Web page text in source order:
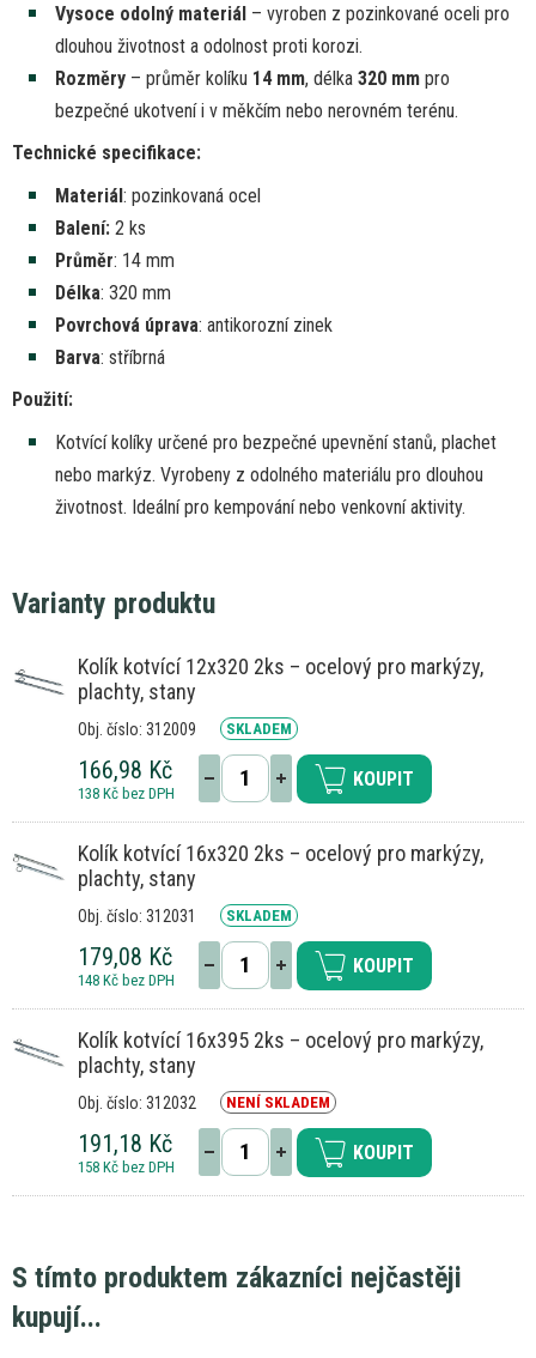
Vysoce odolný materiál – vyroben z pozinkované oceli pro
dlouhou životnost a odolnost proti korozi.
Rozměry – průměr kolíku 14 mm, délka 320 mm pro
bezpečné ukotveníi v měkčím nebo nerovném terénu.
Technické specifikace:
Materiál: pozinkovaná ocel
Balení: 2 ks
Průměr: 14 mm
Délka: 320 mm
Povrchová úprava: antikorozní zinek
Barva: stříbrná
Použití:
Kotvící kolíky určené pro bezpečné upevnění stanů, plachet
nebo markýz. Vyrobeny z odolného materiálu pro dlouhou
životnost. Ideální pro kempování nebo venkovní aktivity.
Varianty produktu
Kolík kotvící 12x320 2ks – ocelový pro markýzy,
plachty, stany
Obj. číslo: 312009 SKLADEM
166,98 Kč
138 Kč bez DPH
KOUPIT
Kolík kotvící 16x320 2ks – ocelový pro markýzy,
plachty, stany
Obj. číslo: 312031 SKLADEM
179,08 Kč
148 Kč bez DPH
KOUPIT
Kolík kotvící 16x395 2ks – ocelový pro markýzy,
plachty, stany
Obj. číslo: 312032 NENÍ SKLADEM
191,18 Kč
158 Kč bez DPH
KOUPIT
S tímto produktem zákazníci nejčastěji
kupují...